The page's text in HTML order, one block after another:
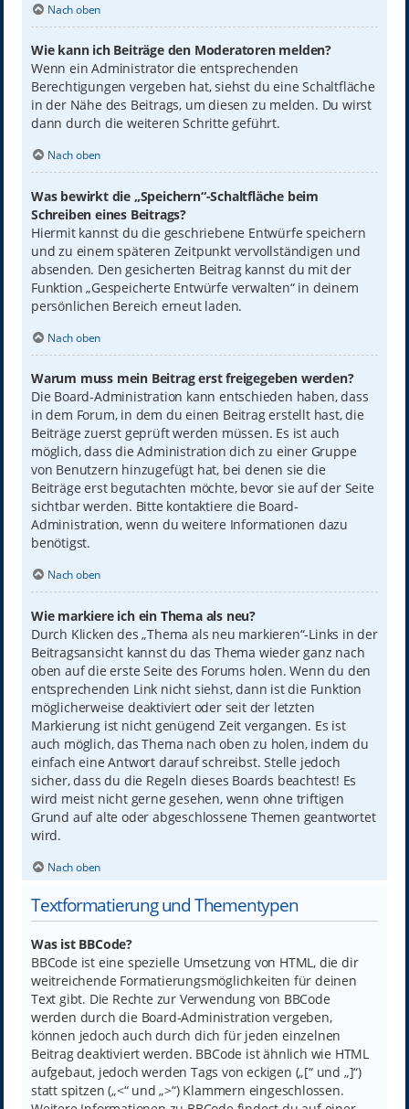
Nach oben
Wie kann ich Beiträge den Moderatoren melden?
Wenn ein Administrator die entsprechenden
Berechtigungen vergeben hat, siehst du eine Schaltfläche
in der Nähe des Beitrags, um diesen zu melden. Du wirst
dann durch die weiteren Schritte geführt.
Nach oben
Was bewirkt die „Speichern“-Schaltfläche beim
Schreiben eines Beitrags?
Hiermit kannst du die geschriebene Entwürfe speichern
und zu einem späteren Zeitpunkt vervollständigen und
absenden. Den gesicherten Beitrag kannst du mit der
Funktion „Gespeicherte Entwürfe verwalten“ in deinem
persönlichen Bereich erneut laden.
Nach oben
Warum muss mein Beitrag erst freigegeben werden?
Die Board-Administration kann entschieden haben, dass
in dem Forum, in dem du einen Beitrag erstellt hast, die
Beiträge zuerst geprüft werden müssen. Es ist auch
möglich, dass die Administration dich zu einer Gruppe
von Benutzern hinzugefügt hat, bei denen sie die
Beiträge erst begutachten möchte, bevor sie auf der Seite
sichtbar werden. Bitte kontaktiere die Board-
Administration, wenn du weitere Informationen dazu
benötigst.
Nach oben
Wie markiere ich ein Thema als neu?
Durch Klicken des „Thema als neu markieren“-Links in der
Beitragsansicht kannst du das Thema wieder ganz nach
oben auf die erste Seite des Forums holen. Wenn du den
entsprechenden Link nicht siehst, dann ist die Funktion
möglicherweise deaktiviert oder seit der letzten
Markierung ist nicht genügend Zeit vergangen. Es ist
auch möglich, das Thema nach oben zu holen, indem du
einfach eine Antwort darauf schreibst. Stelle jedoch
sicher, dass du die Regeln dieses Boards beachtest! Es
wird meist nicht gerne gesehen, wenn ohne triftigen
Grund auf alte oder abgeschlossene Themen geantwortet
wird.
Nach oben
Textformatierung und Thementypen
Was ist BBCode?
BBCode ist eine spezielle Umsetzung von HTML, die dir
weitreichende Formatierungsmöglichkeiten für deinen
Text gibt. Die Rechte zur Verwendung von BBCode
werden durch die Board-Administration vergeben,
können jedoch auch durch dich für jeden einzelnen
Beitrag deaktiviert werden. BBCode ist ähnlich wie HTML
aufgebaut, jedoch werden Tags von eckigen („[“ und „]“)
statt spitzen („<“ und „>“) Klammern eingeschlossen.